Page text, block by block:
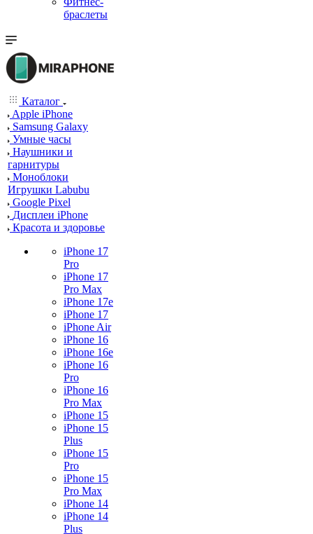
браслеты
Каталог
Apple iPhone
Samsung Galaxy
Умные часы
Наушники и
гарнитуры
Моноблоки
Игрушки Labubu
Google Pixel
Дисплеи iPhone
Красота и здоровье
iPhone 17
Pro
iPhone 17
Pro Max
iPhone 17e
iPhone 17
iPhone Air
iPhone 16
iPhone 16e
iPhone 16
Pro
iPhone 16
Pro Max
iPhone 15
iPhone 15
Plus
iPhone 15
Pro
iPhone 15
Pro Max
iPhone 14
iPhone 14
Plus